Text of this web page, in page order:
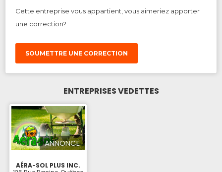
Cette entreprise vous appartient, vous aimeriez apporter
une correction?
SOUMETTRE UNE CORRECTION
ENTREPRISES VEDETTES
ANNONCE
AÉRA-SOL PLUS INC.